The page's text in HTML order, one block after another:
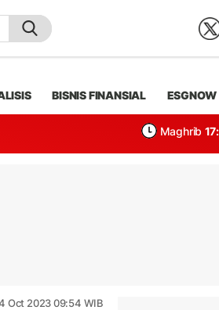
BISNIS FINANSIAL ESGNOW
Maghrib
Oct 2023 09:54 WIB